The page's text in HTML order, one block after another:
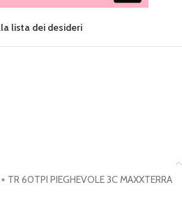
lista dei desideri
TR 60TPI PIEGHEVOLE 3C MAXXTERRA